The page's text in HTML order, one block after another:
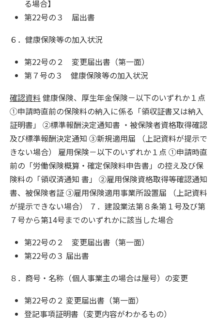
る場合】
第22号の３ 届出書
６．健康保険等の加入状況
第22号の２ 変更届出書（第一面）
第７号の３ 健康保険等の加入状況
確認資料 健康保険、厚生年金保険－以下のいずれか１点
①申請時直前の保険料の納入に係る「領収証書又は納入
証明書」 ②標準報酬決定通知書 ・被保険者資格取得確認
及び標準報酬決定通知 ③新規適用届 （上記資料が提示で
きない場合） 雇用保険－以下のいずれか１点 ①申請時直
前の「労働保険概算・確定保険料申告書」の控え及び保
険料の「領収済通知 書」 ②雇用保険資格取得等確認通知
書、被保険者証 ③雇用保険適用事業所設置届 （上記資料
が提示できない場合） ７．建設業法第８条第１号及び第
７号から第14号までのいずれかに該当した場合
第22号の２ 変更届出書（第一面）
第22号の３ 届出書
８．商号・名称（個人事業主の場合は屋号）の変更
第22号の２ 変更届出書（第一面）
登記事項証明書（変更内容がわかるもの）